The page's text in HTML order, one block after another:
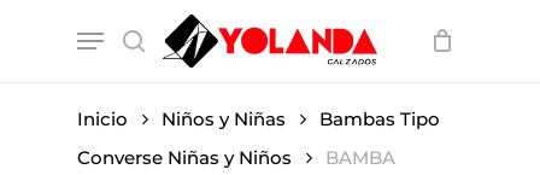
search
Menu
Inicio Niños y Niñas
Bambas Tipo
Converse Niñas y Niños
BAMBA